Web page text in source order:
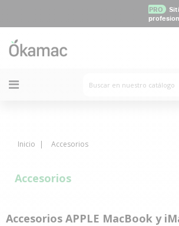
PRO
Inicio Accesorios
Accesorios
Accesorios APPLE MacBook y